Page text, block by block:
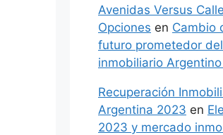
Avenidas Versus
Opciones en Cambio
futuro prometedor
inmobiliario
Recuperación
Argentina 2023 en
2023 y mercado